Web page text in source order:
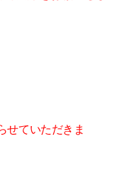
せていただきま